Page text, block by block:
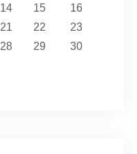
14 15
16
21 22
23
28 29
30